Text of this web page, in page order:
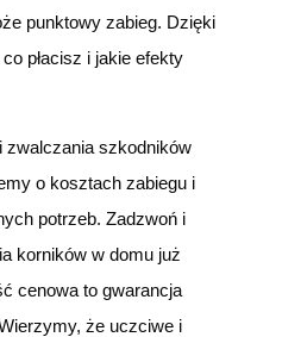
punktowy zabieg. Dzięki
płacisz i jakie efekty
zwalczania szkodników
o kosztach zabiegu i
potrzeb. Zadzwoń i
korników w domu już
cenowa to gwarancja
że uczciwe i